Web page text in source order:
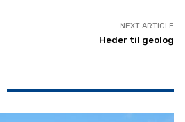
NEXT ARTICLE
Heder til geolog